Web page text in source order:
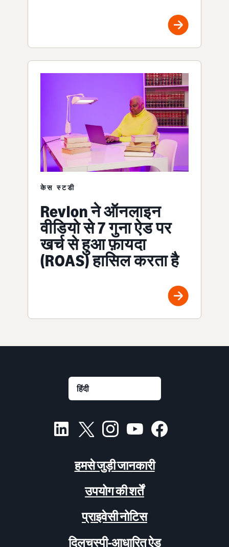
केस स्टडी
Revlon ने ऑनलाइन
वीडियो से 7 गुना ऐड पर
खर्च से हुआ फ़ायदा
(ROAS) हासिल करता है
हमसे जुड़ी जानकारी
उपयोग की शर्तें
प्राइवेसी नोटिस
दिलचस्पी-आधारित ऐड